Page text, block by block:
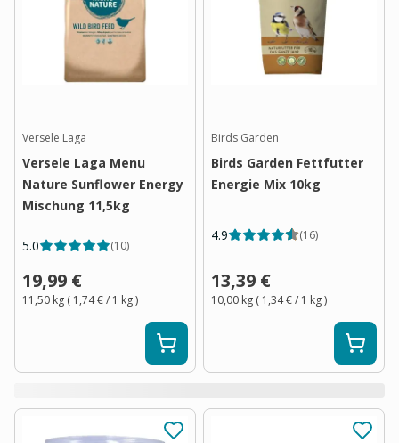
Versele Laga
Versele Laga Menu
Nature Sunflower Energy
Mischung 11,5kg
5.0 (10)
19,99 €
11,50 kg ( 1,74 €/ 1 kg)
Birds Garden
Birds Garden Fettfutter
Energie Mix 10kg
4.9 (16)
13,39 €
10,00 kg ( 1,34 €/ 1 kg)